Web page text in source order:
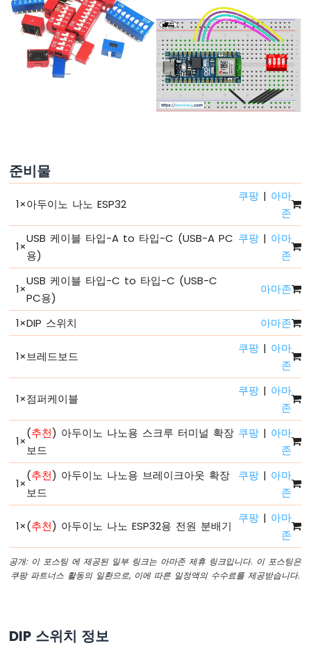
나
ESP32
노
나
ESP32
리
니
아
노
ESP32
리
로
아
노
나
버
준비물
1×아두이노 나노 ESP32
쿠팡 | 아마
존
1×
USB 케이블 타입-A to 타입-C (USB-A PC
용)
쿠팡 | 아마
존
1×
USB 케이블 타입-C to 타입-C (USB-C
PC용)
아마존
1×DIP 스위치 아마존
1×브레드보드
쿠팡 | 아마
존
1×점퍼케이블
쿠팡 | 아마
존
1×
(추천) 아두이노 나노용 스크루 터미널 확장
보드
쿠팡 | 아마
존
1×
(추천) 아두이노 나노용 브레이크아웃 확장
보드
쿠팡 | 아마
존
1×(추천) 아두이노 나노 ESP32용 전원 분배기
쿠팡 | 아마
존
공개: 이 포스팅 에 제공된 일부 링크는 아마존 제휴 링크입니다. 이 포스팅은
쿠팡 파트너스 활동의 일환으로, 이에 따른 일정액의 수수료를 제공받습니다.
DIP 스위치 정보